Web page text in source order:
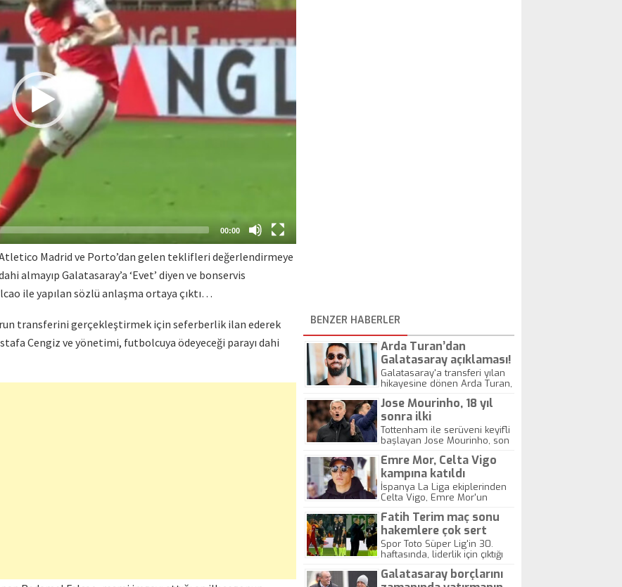
00:00
Madrid ve Porto’dan gelen teklifleri değerlendirmeye
almayıp Galatasaray’a ‘Evet’ diyen ve bonservis
ile yapılan sözlü anlaşma ortaya çıktı…
transferini gerçekleştirmek için seferberlik ilan ederek
Cengiz ve yönetimi, futbolcuya ödeyeceği parayı dahi
BENZER HABERLER
Arda Turan’dan
Galatasaray açıklaması!
Galatasaray'a transferi yılan
hikayesine dönen Arda Turan,
yönetiminin duruşu ile Fatih
Terim'in kendisine yönelik
ısrarına ilişkin açıklamalarda
bulundu.
Jose Mourinho, 18 yıl
sonra ilki
gerçekleştirebilir
Tottenham ile serüveni keyifli
başlayan Jose Mourinho, son
görmedi ama ilk maçlardaki
etkili takımı da sahada
göremiyoruz. Federasyon
Kupası'nda Southampton ile
karşılaşacaklar...
Emre Mor, Celta Vigo
kampına katıldı
İspanya La Liga ekiplerinden
Celta Vigo, Emre Mor'un
açıkladı.
Fatih Terim maç sonu
hakemlere çok sert
tepki verdi!
Spor Toto Süper Lig'in 30.
haftasında, liderlik için çıktığı
fırsat tepen Galatasaray'da,
Galatasaray borçlarını